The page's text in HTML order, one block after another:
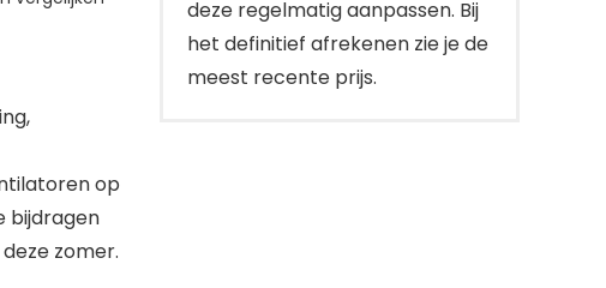
op
bijdragen
zomer.
deze regelmatig aanpassen. Bij
het definitief afrekenen zie je de
meest recente prijs.